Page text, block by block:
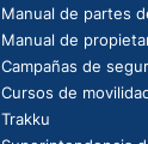
Manual de partes
Manual de
Campañas de
Cursos de
Trakku